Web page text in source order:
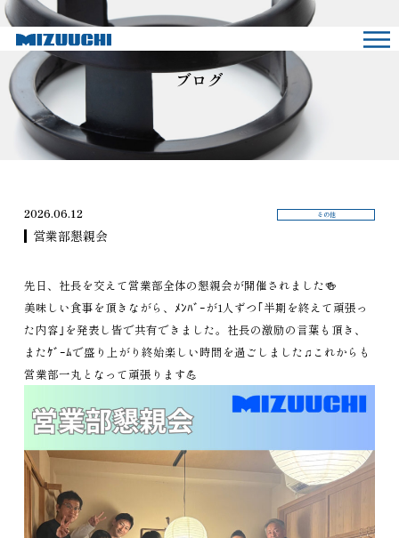
ブログ
2026.06.12
営業部懇親会
その他
先日、社長を交えて営業部全体の懇親会が開催されました🍻
美味しい食事を頂きながら、ﾒﾝﾊﾞｰが1人ずつ｢半期を終えて頑張っ
た内容｣を発表し皆で共有できました。社長の激励の言葉も頂き、
またｹﾞｰﾑで盛り上がり終始楽しい時間を過ごしました♫これからも
営業部一丸となって頑張ります💪